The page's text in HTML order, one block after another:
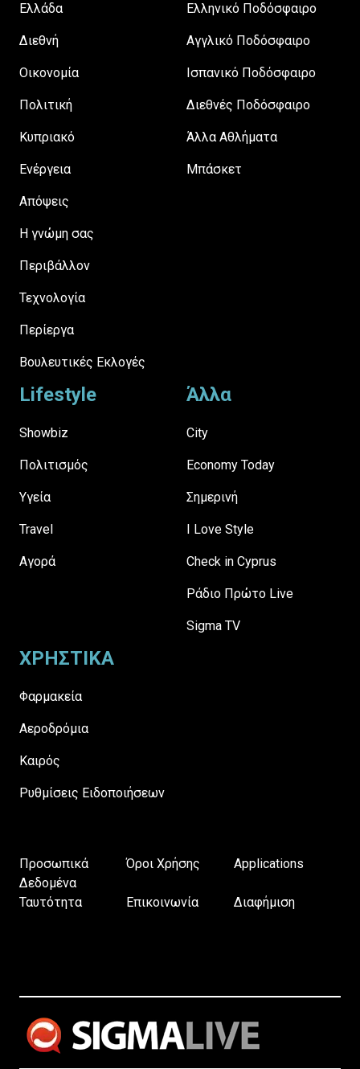
Ελλάδα
Διεθνή
Οικονομία
Πολιτική
Κυπριακό
Ενέργεια
Απόψεις
H γνώμη σας
Περιβάλλον
Τεχνολογία
Περίεργα
Βουλευτικές Εκλογές
Ελληνικό Ποδόσφαιρο
Αγγλικό Ποδόσφαιρο
Ισπανικό Ποδόσφαιρο
Διεθνές Ποδόσφαιρο
Άλλα Αθλήματα
Μπάσκετ
Lifestyle
Showbiz
Πολιτισμός
Υγεία
Travel
Αγορά
Άλλα
City
Economy Today
Σημερινή
I Love Style
Check in Cyprus
Ράδιο Πρώτο Live
Sigma TV
ΧΡΗΣΤΙΚΑ
Φαρμακεία
Αεροδρόμια
Καιρός
Ρυθμίσεις Ειδοποιήσεων
Προσωπικά
Δεδομένα
Όροι Χρήσης Applications
Ταυτότητα Επικοινωνία Διαφήμιση